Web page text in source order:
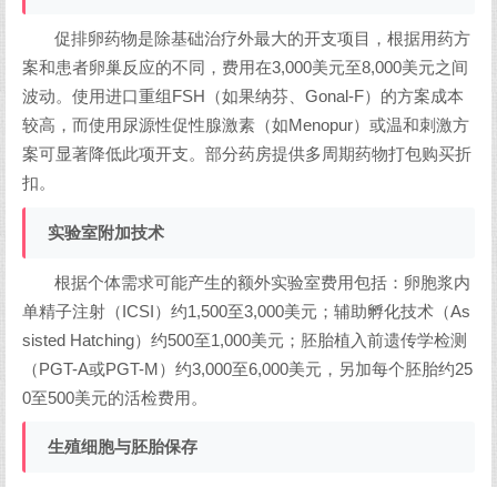
促排卵药物是除基础治疗外最大的开支项目，根据用药方
案和患者卵巢反应的不同，费用在3,000美元至8,000美元之间
波动。使用进口重组FSH（如果纳芬、Gonal-F）的方案成本
较高，而使用尿源性促性腺激素（如Menopur）或温和刺激方
案可显著降低此项开支。部分药房提供多周期药物打包购买折
扣。
实验室附加技术
根据个体需求可能产生的额外实验室费用包括：卵胞浆内
单精子注射（ICSI）约1,500至3,000美元；辅助孵化技术（As
sisted Hatching）约500至1,000美元；胚胎植入前遗传学检测
（PGT-A或PGT-M）约3,000至6,000美元，另加每个胚胎约25
0至500美元的活检费用。
生殖细胞与胚胎保存